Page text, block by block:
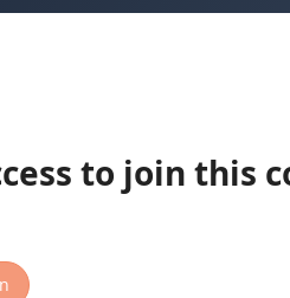
to join this